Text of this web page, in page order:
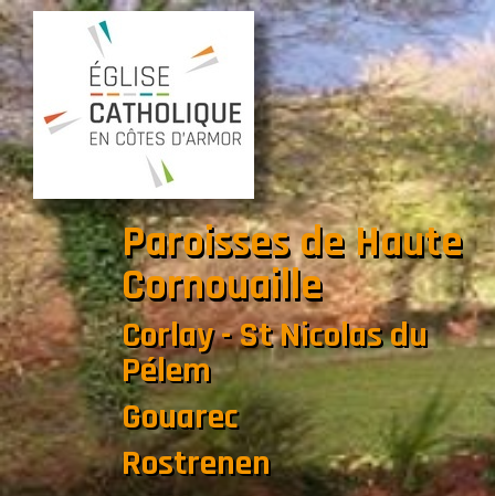
Paroisses de Haute
Cornouaille
Corlay - St Nicolas du
Pélem
Gouarec
Rostrenen